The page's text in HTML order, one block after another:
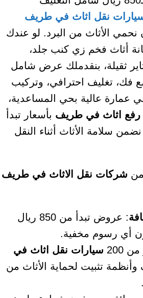
نقل اثاث في طريف
الأثاث من البرد. لو عندك
أثاث فخم زي كنب جلد،
ثقيلة، بنقدملك عرض شامل
ريال مع فك، تغليف احترافي، وتركيب
عمارة عالية بحي المساعدية،
رفع اثاث في طريف بأسعار تبدأ
نضمن سلامة الأثاث أثناء النقل
من شركات نقل الاثاث في طريف
: عروض تبدأ من 850 ريال
أي رسوم مخفية.
200
سيارات نقل اثاث في
وأنظمة تثبيت لحماية الأثاث من